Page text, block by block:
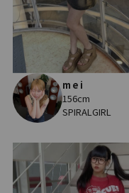
mei
156cm
SPIRALGIRL